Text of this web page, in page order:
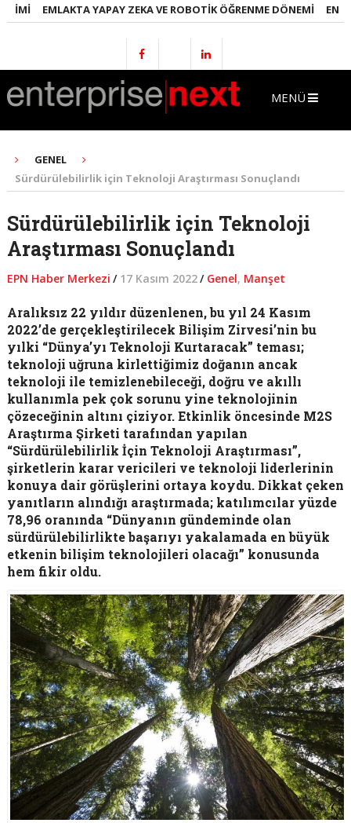
EMLAKTA YAPAY ZEKA VE ROBOTIK ÖĞRENME DÖNEMI ENERJI
MENÜ
GENEL
Sürdürülebilirlik için Teknoloji Araştırması Sonuçlandı
Sürdürülebilirlik için Teknoloji
Araştırması Sonuçlandı
EPN Haber Merkezi / 17 Kasım 2022/ Genel, Manşet
Aralıksız 22 yıldır düzenlenen, bu yıl 24 Kasım
2022’de gerçekleştirilecek Bilişim Zirvesi’nin bu
yılki “Dünya’yı Teknoloji Kurtaracak” teması;
teknoloji uğruna kirlettiğimiz doğanın ancak
teknoloji ile temizlenebileceği, doğru ve akıllı
kullanımla pek çok sorunu yine teknolojinin
çözeceğinin altını çiziyor. Etkinlik öncesinde M2S
Araştırma Şirketi tarafından yapılan
“Sürdürülebilirlik İçin Teknoloji Araştırması”,
şirketlerin karar vericileri ve teknoloji liderlerinin
konuya dair görüşlerini ortaya koydu. Dikkat çeken
yanıtların alındığı araştırmada; katılımcılar yüzde
78,96 oranında “Dünyanın gündeminde olan
sürdürülebilirlikte başarıyı yakalamada en büyük
etkenin bilişim teknolojileri olacağı” konusunda
hem fikir oldu.